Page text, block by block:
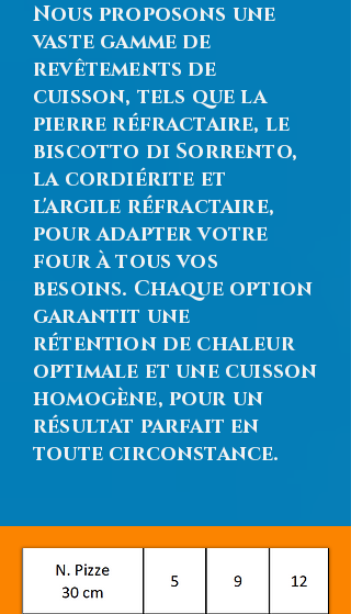
Nous proposons une
vaste gamme de
revêtements de
cuisson, tels que la
pierre réfractaire, le
biscotto di Sorrento,
la cordiérite et
l'argile réfractaire,
pour adapter votre
four à tous vos
besoins. Chaque option
garantit une
rétention de chaleur
optimale et une cuisson
homogène, pour un
résultat parfait en
toute circonstance.